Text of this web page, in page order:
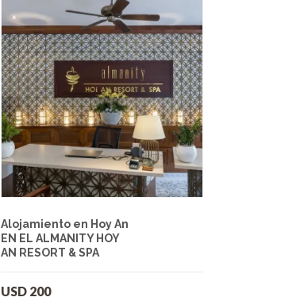
Alojamiento en Hoy An
EN EL ALMANITY HOY
AN RESORT & SPA
USD 200